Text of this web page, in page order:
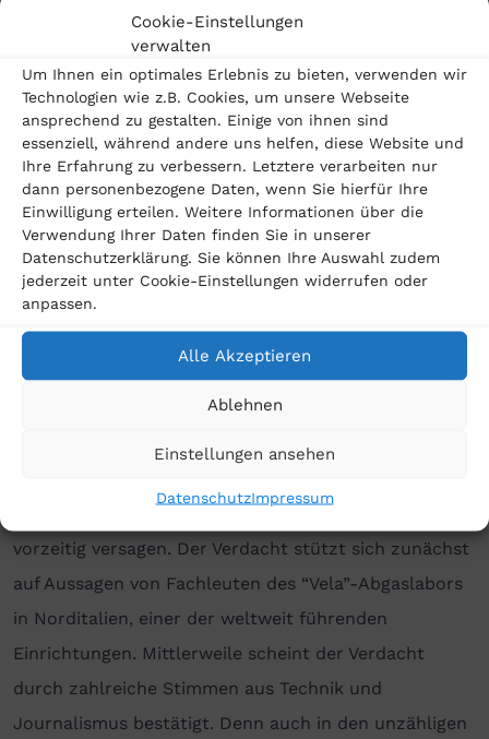
Cookie-Einstellungen
verwalten
Um Ihnen ein optimales Erlebnis zu bieten, verwenden wir
Technologien wie z.B. Cookies, um unsere Webseite
ansprechend zu gestalten. Einige von ihnen sind
essenziell, während andere uns helfen, diese Website und
Ihre Erfahrung zu verbessern. Letztere verarbeiten nur
dann personenbezogene Daten, wenn Sie hierfür Ihre
Einwilligung erteilen. Weitere Informationen über die
Verwendung Ihrer Daten finden Sie in unserer
Datenschutzerklärung. Sie können Ihre Auswahl zudem
jederzeit unter Cookie-Einstellungen widerrufen oder
anpassen.
Alle Akzeptieren
Ablehnen
Einstellungen ansehen
DatenschutzImpressum
Motoren die Folgen eines aufgespielten Updates. Der
“SPIEGEL” berichtete 2016, dass Fachleute der EU
befürchten, dass die vom Abgasskandal
betroffenen VW-Dieselautos nach einer Umrüstung
schneller verschleißen. Es liegt nahe, dass auch VW
mit einem schnelleren Verschleiß rechnet: Eine
Garantieerklärung will der Autohersteller nämlich
nicht abgeben. “Wir müssen davon ausgehen, dass
selbst Volkswagen die Langzeitfolgen seiner
Umstellungen nicht kennt”, sagte ADAC-
Fahrzeugtechniker Martin Ruhdorfer dem “SPIEGEL”.
vorzeitig versagen. Der Verdacht stützt sich zunächst
auf Aussagen von Fachleuten des “Vela”-Abgaslabors
in Norditalien, einer der weltweit führenden
Einrichtungen. Mittlerweile scheint der Verdacht
durch zahlreiche Stimmen aus Technik und
Journalismus bestätigt. Denn auch in den unzähligen